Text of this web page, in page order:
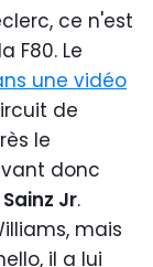
ce n'est
F80. Le
une vidéo
de
le
donc
Jr.
mais
il a lui